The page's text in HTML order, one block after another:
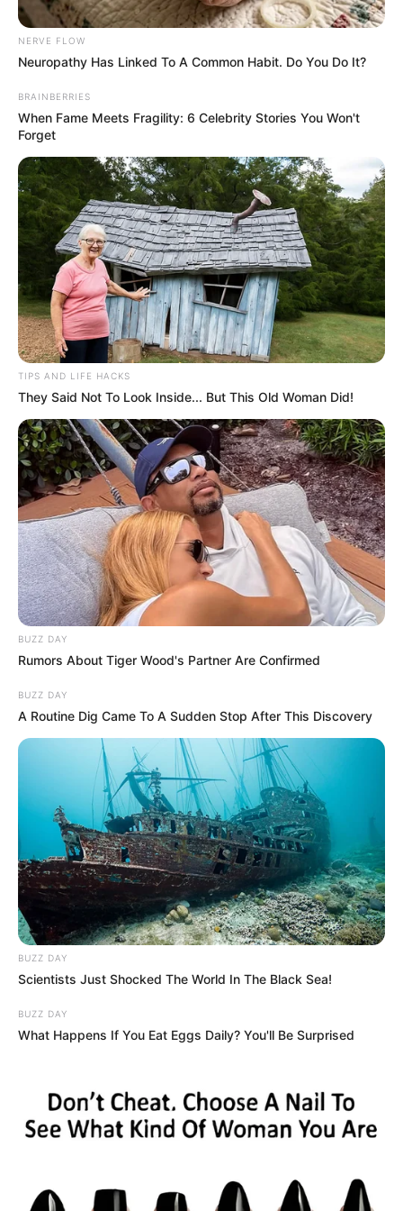
Posted
in
Friss hírek
Bakács Tibor állítja: Oldalanként
1500 forintért írta meg Csiszár
Jenő milánói főkonzul
szakdolgozatát
bySzerző • June 14, 2026
Bakács Tibor kritikus egy interjúban megerősítette,
NERVE FLOW
Neuropathy Has Linked To A Common Habit. Do You Do It?
BRAINBERRIES
When Fame Meets Fragility: 6 Celebrity Stories You Won't
Forget
TIPS AND LIFE HACKS
They Said Not To Look Inside... But This Old Woman Did!
BUZZ DAY
Rumors About Tiger Wood's Partner Are Confirmed
BUZZ DAY
A Routine Dig Came To A Sudden Stop After This Discovery
BUZZ DAY
Scientists Just Shocked The World In The Black Sea!
BUZZ DAY
What Happens If You Eat Eggs Daily? You'll Be Surprised